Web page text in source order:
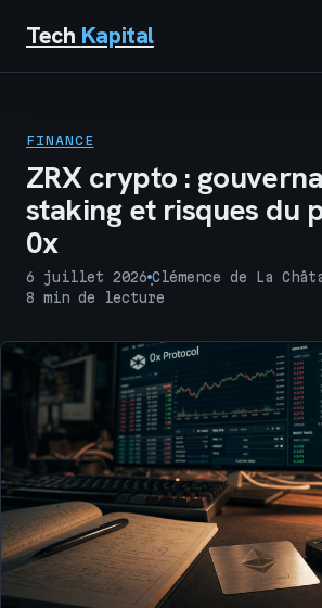
Tech Kapital
BUSINESS
MARKETING
FINANCE
ZRX crypto :
staking et risques du
0x
6 juillet 2026
·
Clémence de La
8 min de lecture